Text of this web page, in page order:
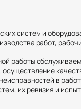
систем и
работ,
работы
в
их ревизия и